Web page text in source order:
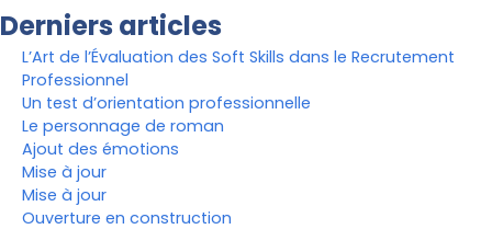
Derniers articles
L’Art de l’Évaluation des Soft Skills dans le Recrutement
Professionnel
Un test d’orientation professionnelle
Le personnage de roman
Ajout des émotions
Mise à jour
Mise à jour
Ouverture en construction